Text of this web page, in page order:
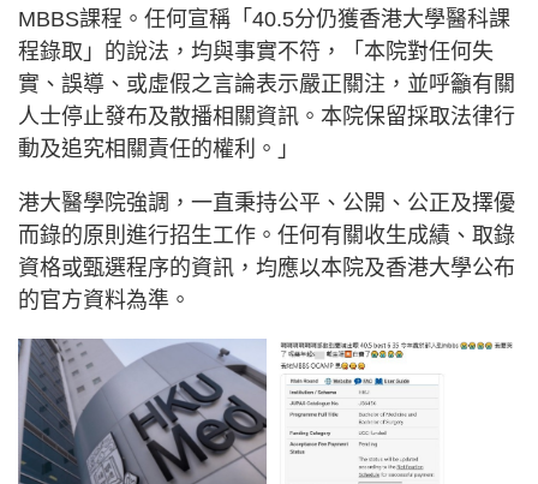
MBBS課程。任何宣稱「40.5分仍獲香港大學醫科課
程錄取」的說法，均與事實不符，「本院對任何失
實、誤導、或虛假之言論表示嚴正關注，並呼籲有關
人士停止發布及散播相關資訊。本院保留採取法律行
動及追究相關責任的權利。」
港大醫學院強調，一直秉持公平、公開、公正及擇優
而錄的原則進行招生工作。任何有關收生成績、取錄
資格或甄選程序的資訊，均應以本院及香港大學公布
的官方資料為準。